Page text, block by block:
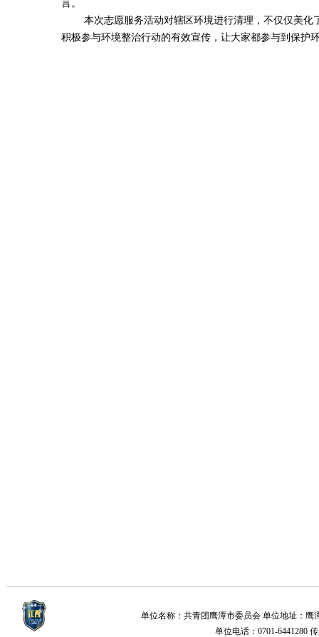
言。
本次志愿服务活动对辖区环境进行清理，不仅仅美
积极参与环境整治行动的有效宣传，让大家都参与到保护
单位名称：共青团鹰潭市委员会 单位地址：鹰
单位电话：0701-6441280